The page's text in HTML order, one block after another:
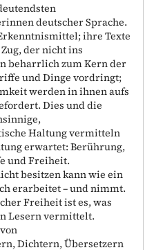
deutscher Sprache.
ihre Texte
der nicht ins
beharrlich zum Kern der
und Dinge vordringt;
werden in ihnen aufs
Dies und die
Haltung vermitteln
erwartet: Berührung,
und Freiheit.
besitzen kann wie ein
erarbeitet – und nimmt.
Freiheit ist es, was
Lesern vermittelt.
Dichtern, Übersetzern